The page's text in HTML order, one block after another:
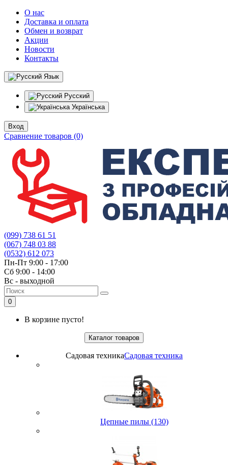
О нас
Доставка и оплата
Обмен и возврат
Акции
Новости
Контакты
Язык
Русский
Українська
Вход
Сравнение товаров (0)
(099) 738 61 51
(067) 748 03 88
(0532) 612 073
Пн-Пт 9:00 - 17:00
Сб 9:00 - 14:00
Вс - выходной
0
В корзине пусто!
Каталог товаров
Садовая техникаСадовая техника
Цепные пилы (130)